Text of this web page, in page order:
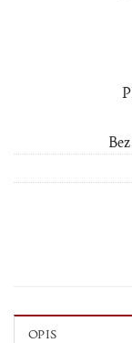
OPIS